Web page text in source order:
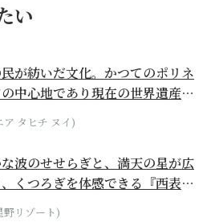
い
が紡いだ文化。かつてのポリネ
中心地であり現在の世界遺産か
えてくる...
ア タヒチ ヌイ)
波のせせらぎと、満天の星が広
くつろぎを体感できる『西表島
ル by...
野リゾート)